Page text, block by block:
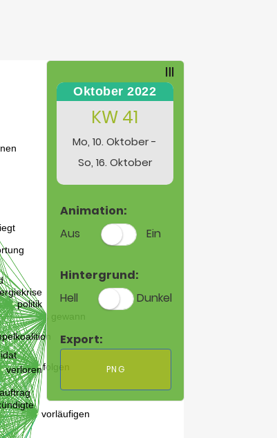
Oktober 2022
KW 41
Mo, 10. Oktober -
So, 16. Oktober
Animation:
Aus
Ein
Hintergrund:
Hell
Dunkel
Export:
PNG